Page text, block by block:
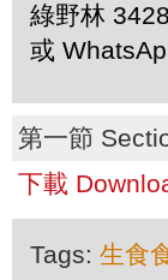
綠野林
或
第一節
下載
Tags: 生食